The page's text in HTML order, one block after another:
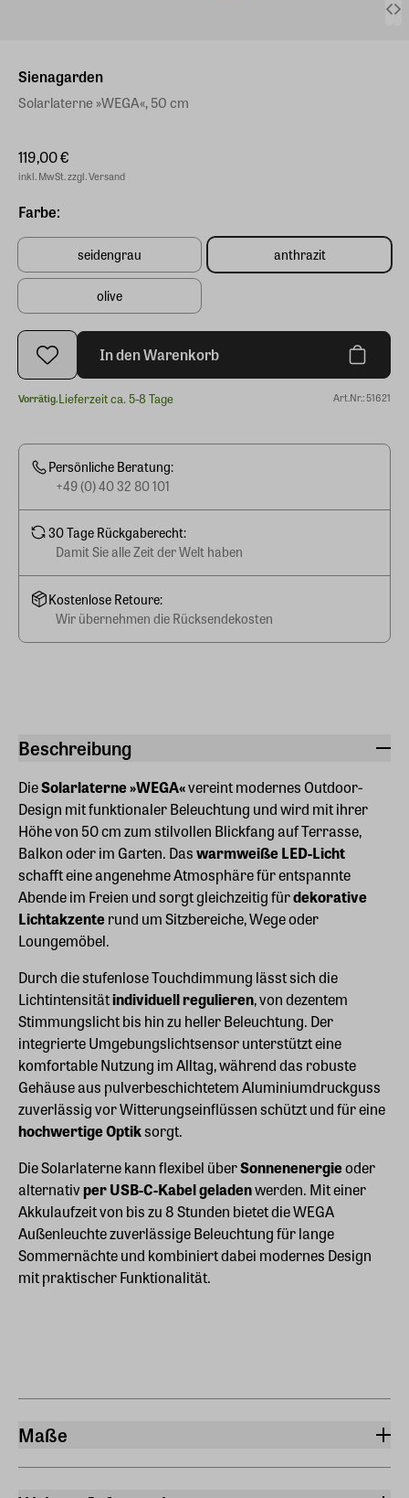
Beschreibung
DieSolarlaterne »WEGA«vereint modernes Outdoor-
Design mit funktionaler Beleuchtung und wird mit ihrer
Höhe von 50 cm zum stilvollen Blickfang auf Terrasse,
Balkon oder im Garten. Daswarmweiße LED-Licht
schafft eine angenehme Atmosphäre für entspannte
Abende im Freien und sorgt gleichzeitig fürdekorative
Lichtakzenterund um Sitzbereiche, Wege oder
Loungemöbel.
Durch die stufenlose Touchdimmung lässt sich die
Lichtintensitätindividuell regulieren, von dezentem
Stimmungslicht bis hin zu heller Beleuchtung. Der
integrierte Umgebungslichtsensor unterstützt eine
komfortable Nutzung im Alltag, während das robuste
Gehäuse aus pulverbeschichtetem Aluminiumdruckguss
zuverlässig vor Witterungseinflüssen schützt und für eine
hochwertige Optiksorgt.
Die Solarlaterne kann flexibel überSonnenenergieoder
alternativper USB-C-Kabel geladenwerden. Mit einer
Akkulaufzeit von bis zu 8 Stunden bietet die WEGA
Außenleuchte zuverlässige Beleuchtung für lange
Sommernächte und kombiniert dabei modernes Design
mit praktischer Funktionalität.
Maße
Sienagarden
Solarlaterne »WEGA«, 50 cm
119,00 €
inkl. MwSt. zzgl. Versand
Farbe:
seidengrau anthrazit
olive
In den Warenkorb
Vorrätig.Lieferzeit ca. 5-8 Tage Art.Nr.: 51621
Persönliche Beratung:
+49 (0) 40 32 80 101
30 Tage Rückgaberecht:
Damit Sie alle Zeit der Welt haben
Kostenlose Retoure:
Wir übernehmen die Rücksendekosten